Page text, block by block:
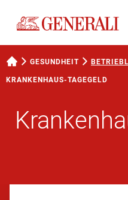
GESUNDHEIT
KRANKENHAUS-TAGEGELD